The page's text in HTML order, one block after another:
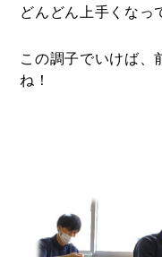
どんどん上手くなっ
この調子でいけば、
ね！